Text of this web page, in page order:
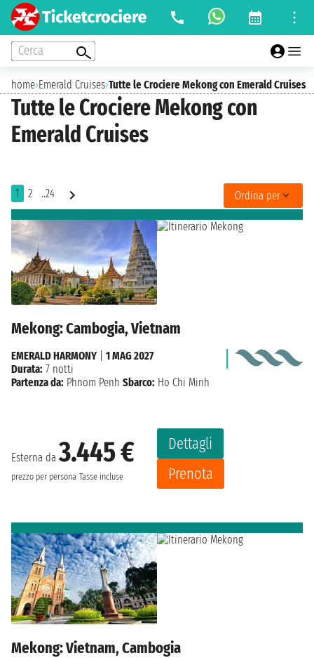
Cerca
home›Emerald Cruises›Tutte le Crociere Mekong con Emerald Cruises
Tutte le Crociere Mekong con
Emerald Cruises
1 2 ..24 Ordina per
Mekong: Cambogia, Vietnam
Esterna da3.445 €
prezzo per persona Tasse incluse
Dettagli
Prenota
EMERALD HARMONY
1 MAG 2027
Durata: 7 notti
Partenza da: Phnom Penh Sbarco: Ho Chi Minh
Mekong: Vietnam, Cambogia